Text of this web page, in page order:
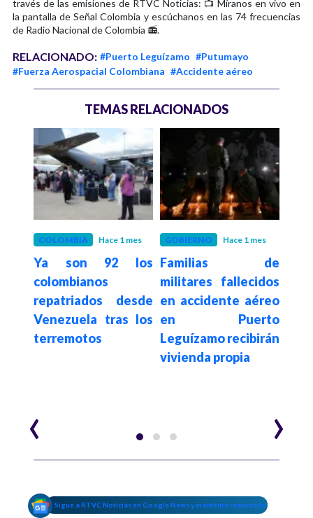
través de las emisiones de RTVC Noticias: 📺 Míranos en vivo en
la pantalla de Señal Colombia y escúchanos en las 74 frecuencias
de Radio Nacional de Colombia 📻.
RELACIONADO: #Puerto Leguízamo #Putumayo
#Fuerza Aerospacial Colombiana #Accidente aéreo
TEMAS RELACIONADOS
COLOMBIA Hace 1 mes
Ya son 92 los
colombianos
repatriados desde
Venezuela tras los
terremotos
GOBIERNO Hace 1 mes
Familias de
militares fallecidos
en accidente aéreo
en Puerto
Leguízamo recibirán
vivienda propia
‹ ›
Sigue a RTVC Noticias en Google News y mantente conectado